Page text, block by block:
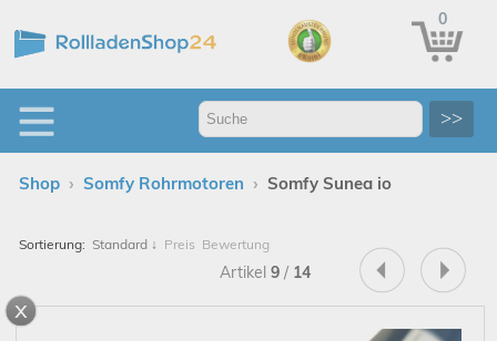
0
>>
Shop › Somfy Rohrmotoren › Somfy Sunea io
Sortierung: Standard ↓ Preis Bewertung
Artikel 9 / 14
x